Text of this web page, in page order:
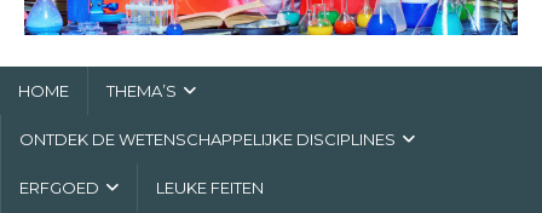
HOME THEMA’S
ONTDEK DE WETENSCHAPPELIJKE DISCIPLINES
ERFGOED LEUKE FEITEN